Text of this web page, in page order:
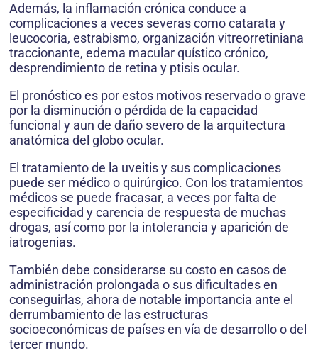
Además, la inflamación crónica conduce a
complicaciones a veces severas como catarata y
leucocoria, estrabismo, organización vitreorretiniana
traccionante, edema macular quístico crónico,
desprendimiento de retina y ptisis ocular.
El pronóstico es por estos motivos reservado o grave
por la disminución o pérdida de la capacidad
funcional y aun de daño severo de la arquitectura
anatómica del globo ocular.
El tratamiento de la uveitis y sus complicaciones
puede ser médico o quirúrgico. Con los tratamientos
médicos se puede fracasar, a veces por falta de
especificidad y carencia de respuesta de muchas
drogas, así como por la intolerancia y aparición de
iatrogenias.
También debe considerarse su costo en casos de
administración prolongada o sus dificultades en
conseguirlas, ahora de notable importancia ante el
derrumbamiento de las estructuras
socioeconómicas de países en vía de desarrollo o del
tercer mundo.